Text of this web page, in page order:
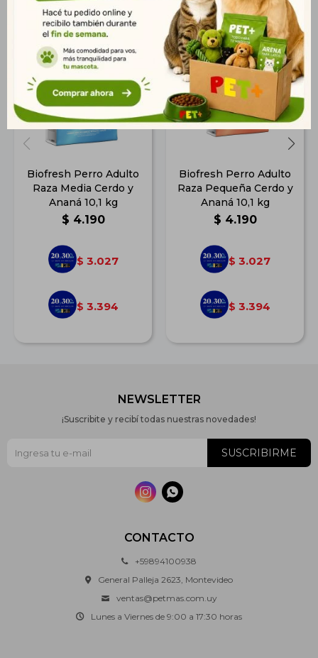
Biofresh Perro Adulto
Raza Media Cerdo y
Ananá 10,1 kg
$ 4.190
$ 3.027
$ 3.394
Biofresh Perro Adulto
Raza Pequeña Cerdo y
Ananá 10,1 kg
$ 4.190
$ 3.027
$ 3.394
CONTACTO
+59894100938
General Palleja 2623, Montevideo
ventas@petmas.com.uy
Lunes a Viernes de 9:00 a 17:30 horas
NEWSLETTER
¡Suscribite y recibí todas nuestras novedades!
SUSCRIBIRME
 